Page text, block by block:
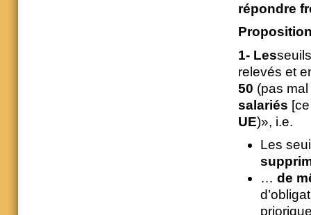
répondre
1- Les
relevés et
50 (pas
salariés
UE)», i.e.
Les
… de